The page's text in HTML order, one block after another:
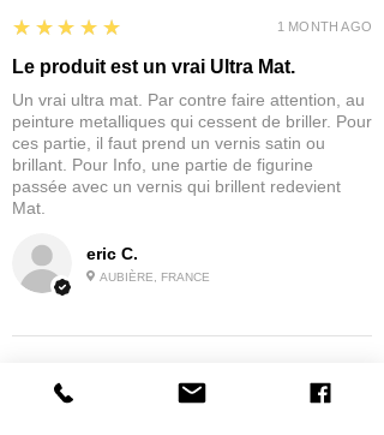
eric C.
AUBIÈRE, FRANCE
5
★★★★★
Le produit est un vrai Ultra Mat.
Un vrai ultra mat. Par contre faire attention, au
peinture metalliques qui cessent de briller. Pour
ces partie, il faut prend un vernis satin ou
brillant. Pour Info, une partie de figurine
passée avec un vernis qui brillent redevient
Mat.
1 MONTH AGO
★★★★★ 1 MONTH AGO